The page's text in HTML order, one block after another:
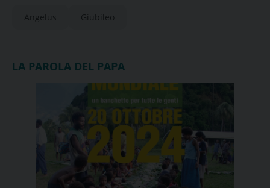
Angelus Giubileo
LA PAROLA DEL PAPA